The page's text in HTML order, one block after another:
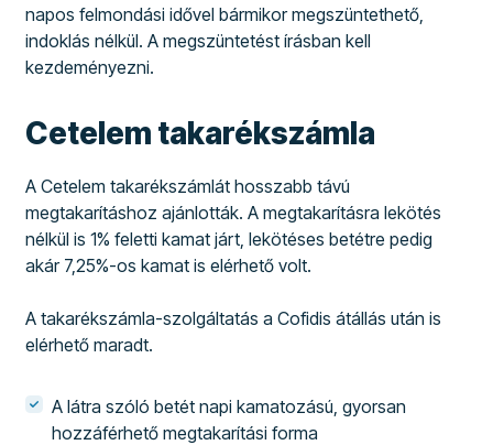
napos felmondási idővel bármikor megszüntethető,
indoklás nélkül. A megszüntetést írásban kell
kezdeményezni.
Cetelem takarékszámla
A Cetelem takarékszámlát hosszabb távú
megtakarításhoz ajánlották. A megtakarításra lekötés
nélkül is 1% feletti kamat járt, lekötéses betétre pedig
akár 7,25%-os kamat is elérhető volt.
A takarékszámla-szolgáltatás a Cofidis átállás után is
elérhető maradt.
A látra szóló betét napi kamatozású, gyorsan
hozzáférhető megtakarítási forma